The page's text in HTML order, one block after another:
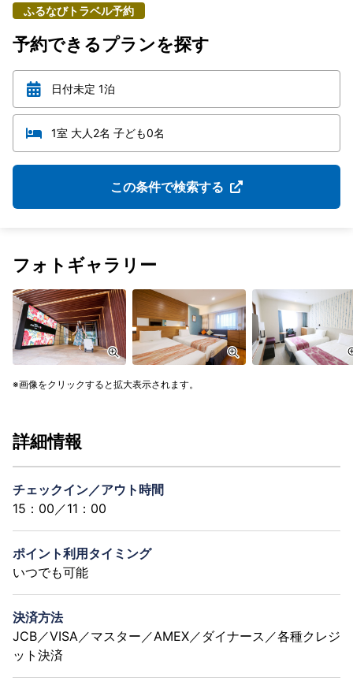
ふるなびトラベル予約
予約できるプランを探す
日付未定 1泊
1室 大人2名 子ども0名
この条件で検索する
フォトギャラリー
画像をクリックすると拡大表示されます。
詳細情報
チェックイン／アウト時間
15：00／11：00
ポイント利用タイミング
いつでも可能
決済方法
JCB／VISA／マスター／AMEX／ダイナース／各種クレジ
ット決済